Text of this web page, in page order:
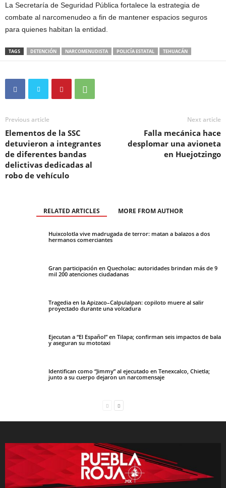
La Secretaría de Seguridad Pública fortalece la estrategia de
combate al narcomenudeo a fin de mantener espacios seguros
para quienes habitan la entidad.
TAGS DETENCIÓN NARCOMENUDISTA POLICÍA ESTATAL TEHUACÁN
Previous article
Elementos de la SSC
detuvieron a integrantes
de diferentes bandas
delictivas dedicadas al
robo de vehículo
Next article
Falla mecánica hace
desplomar una avioneta
en Huejotzingo
RELATED ARTICLES MORE FROM AUTHOR
Huixcolotla vive madrugada de terror: matan a balazos a dos
hermanos comerciantes
Gran participación en Quecholac: autoridades brindan más de 9
mil 200 atenciones ciudadanas
Tragedia en la Apizaco–Calpulalpan: copiloto muere al salir
proyectado durante una volcadura
Ejecutan a “El Español” en Tilapa; confirman seis impactos de bala
y aseguran su mototaxi
Identifican como “Jimmy” al ejecutado en Tenexcalco, Chietla;
junto a su cuerpo dejaron un narcomensaje